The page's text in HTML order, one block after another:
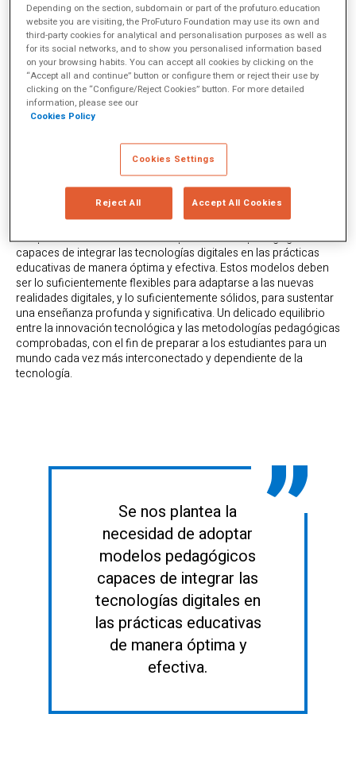
grandes transformaciones que no solo están alterando la forma
de impartir la enseñanza, sino que también cambian la manera
en la que los estudiantes interactúan con el aprendizaje: clases
recursos educativos digitales, herramientas de
colaboración en línea,gamificación del aprendizaje,
plataformas deaprendizaje adaptativo… En este contexto, se
nos plantea la necesidad de adoptar modelos pedagógicos
capaces de integrar las tecnologías digitales en las prácticas
educativas de manera óptima y efectiva. Estos modelos deben
ser lo suficientemente flexibles para adaptarse a las nuevas
realidades digitales, y lo suficientemente sólidos, para sustentar
una enseñanza profunda y significativa. Un delicado equilibrio
entre la innovación tecnológica y las metodologías pedagógicas
comprobadas, con el fin de preparar a los estudiantes para un
mundo cada vez más interconectado y dependiente de la
tecnología.
Se nos plantea la
necesidad de adoptar
modelos pedagógicos
capaces de integrar las
tecnologías digitales en
las prácticas educativas
de manera óptima y
efectiva.
Depending on the section, subdomain or part of the profuturo.education
website you are visiting, the ProFuturo Foundation may use its own and
third-party cookies for analytical and personalisation purposes as well as
for its social networks, and to show you personalised information based
on your browsing habits. You can accept all cookies by clicking on the
“Accept all and continue” button or configure them or reject their use by
clicking on the “Configure/Reject Cookies” button. For more detailed
information, please see our
Cookies Policy
Cookies Settings
Reject All Accept All Cookies